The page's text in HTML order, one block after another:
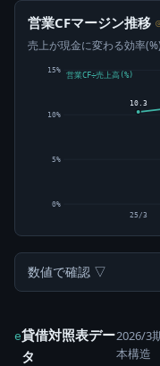
営業CFマージン推移
売上が現金に変わる効率
0%
5%
10%
15%
10.3
25/3
営業CF÷売上高(%)
数値で確認 ▽
e貸借対照表デー
タ
2026/3
本構造